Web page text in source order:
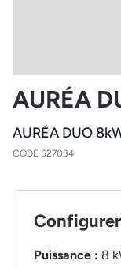
AURÉA
AURÉA DUO
CODE 527034
Puissance : 8